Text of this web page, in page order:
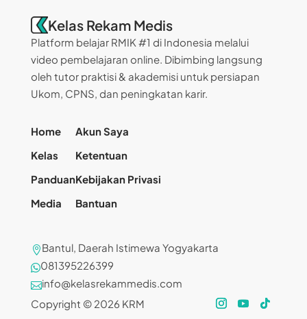
Kelas Rekam Medis
Platform belajar RMIK #1 di Indonesia melalui
video pembelajaran online. Dibimbing langsung
oleh tutor praktisi & akademisi untuk persiapan
Ukom, CPNS, dan peningkatan karir.
Home
Kelas
Panduan
Media
Akun Saya
Ketentuan
Kebijakan Privasi
Bantuan
Bantul, Daerah Istimewa Yogyakarta
081395226399
info@kelasrekammedis.com
Copyright © 2026 KRM